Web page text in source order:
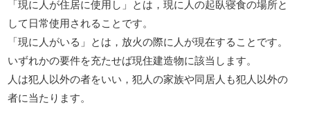
「現に人が住居に使用し」とは，現に人の起臥寝食の場所と
して日常使用されることです。
「現に人がいる」とは，放火の際に人が現在することです。
いずれかの要件を充たせば現住建造物に該当します。
人は犯人以外の者をいい，犯人の家族や同居人も犯人以外の
者に当たります。